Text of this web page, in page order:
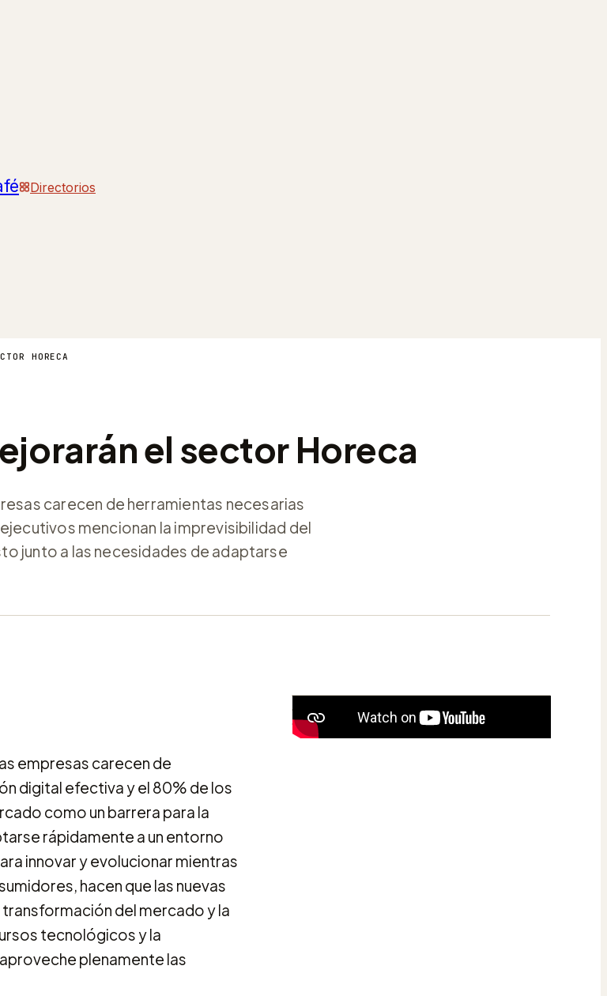
Directorios
HORECA
el sector Horeca
carecen de herramientas necesarias
mencionan la imprevisibilidad del
junto a las necesidades de adaptarse
empresas carecen de
digital efectiva y el 80% de los
como un barrera para la
rápidamente a un entorno
innovar y evolucionar mientras
hacen que las nuevas
del mercado y la
tecnológicos y la
plenamente las